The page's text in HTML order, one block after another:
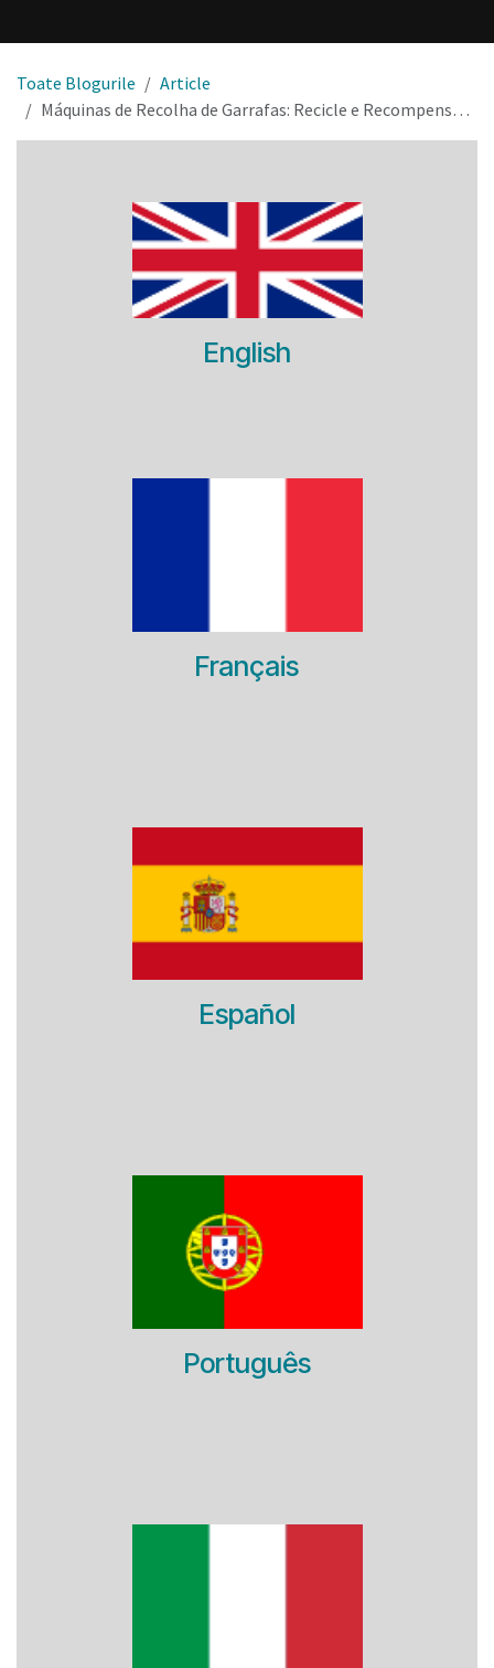
Toate Blogurile
Article
Máquinas de Recolha de Garrafas: Recicle e Recompense-se
English
Français
Español
Português